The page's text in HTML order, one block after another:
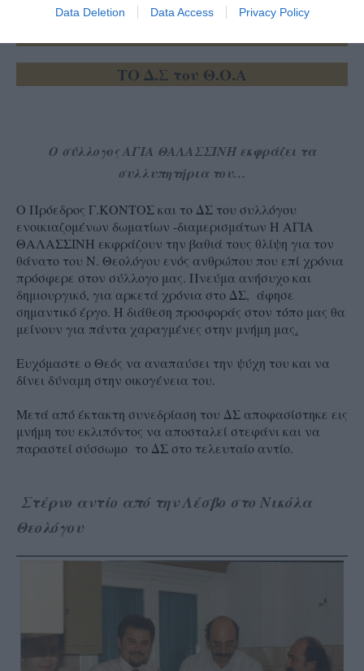
Data Deletion Data Access Privacy Policy
4.Να δημοσιευθεί το ψήφισμα στον ηλεκτρονικό
ΤΟ Δ.Σ του Θ.Ο.Α
O σύλλογος ΑΓΙΑ ΘΑΛΑΣΣΙΝΗ εκφράζει τα
συλλυπητήρια του…
Ο Πρόεδρος Γ.ΚΟΝΤΟΣ και το ΔΣ του συλλόγου
ενοικιαζομένων δωματίων -διαμερισμάτων Η ΑΓΙΑ
ΘΑΛΑΣΣΙΝΗ εκφράζουν την βαθιά τους θλίψη για τον
θάνατο του Ν. Θεολόγου ενός ανθρώπου που επί χρόνια
πρόσφερε στον σύλλογο μας. Πνεύμα ανήσυχο και
δημιουργικό, για αρκετά χρόνια στο ΔΣ, άφησε
σημαντικό έργο. Η διάθεση προσφοράς στον τόπο μας θα
μείνουν για πάντα χαραγμένες στην μνήμη μας.
Ευχόμαστε ο Θεός να αναπαύσει την ψύχη του και να
δίνει δύναμη στην οικογένεια του.
Μετά από έκτακτη συνεδρίαση του ΔΣ αποφασίστηκε εις
μνήμη του εκλιπόντος να αποσταλεί στεφάνι και να
παραστεί σύσσωμο το ΔΣ στο τελευταίο αντίο.
Στέρνο αντίο από την Λέσβο στο Νικόλα
Θεολόγου